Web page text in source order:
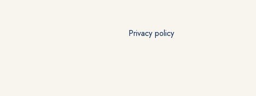
Privacy policy